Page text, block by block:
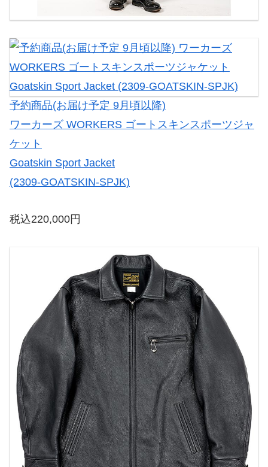
予約商品(お届け予定 9月頃以降)
ワーカーズ WORKERS ゴートスキンスポーツジャ
ケット
Goatskin Sport Jacket
(2309-GOATSKIN-SPJK)
税込220,000円